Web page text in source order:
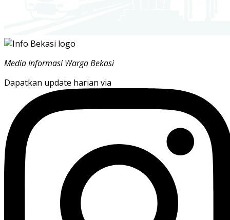
Media Informasi Warga Bekasi
Dapatkan update harian via